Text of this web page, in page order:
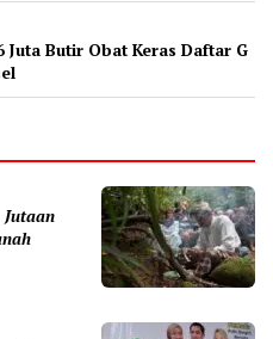
Butir Obat Keras Daftar G